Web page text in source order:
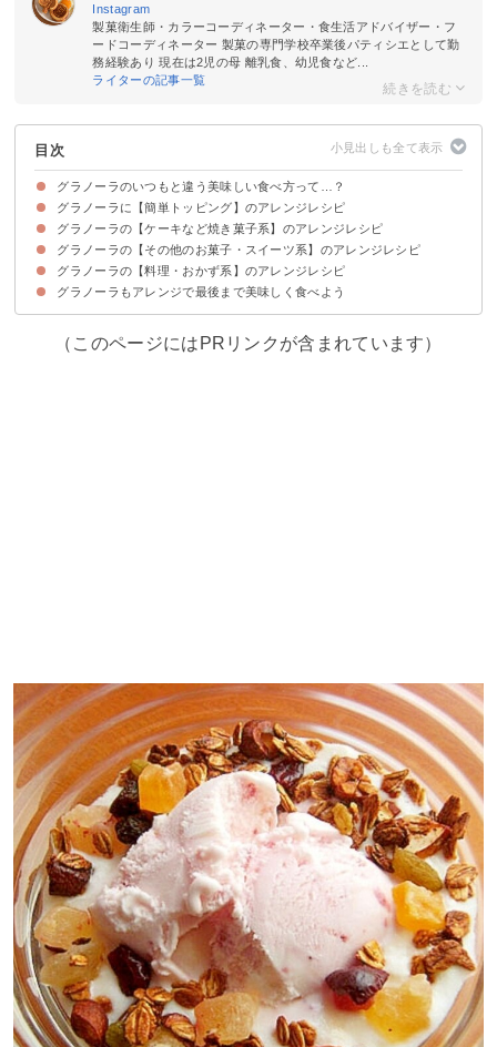
Instagram
製菓衛生師・カラーコーディネーター・食生活アドバイザー・フ
ードコーディネーター 製菓の専門学校卒業後パティシエとして勤
務経験あり 現在は2児の母 離乳食、幼児食など...
ライターの記事一覧
目次
グラノーラのいつもと違う美味しい食べ方って…？
グラノーラに【簡単トッピング】のアレンジレシピ
①牛乳
②ヨーグルト
③はちみつとクリームチーズかけ
④和風だし
グラノーラの【ケーキなど焼き菓子系】のアレンジレシピ
①マフィン
②クッキー
③スコーン
④パウンドケーキ
⑤クランチ
⑥ビスコッティ
⑦シュトーレン
グラノーラの【その他のお菓子・スイーツ系】のアレンジレシピ
①レアチーズケーキ
②アイスのグラノーラ添え
③チョコバー
④パンケーキ
⑤韓国風のお汁粉
⑥いちごパフェ
⑦かき氷
グラノーラの【料理・おかず系】のアレンジレシピ
①フルーツグラタン
②サンドイッチ
③ホットサラダ
④かぼちゃのスープ
⑤フレンチトースト
⑥オムレツ
⑦スムージー
グラノーラもアレンジで最後まで美味しく食べよう
（このページにはPRリンクが含まれています）